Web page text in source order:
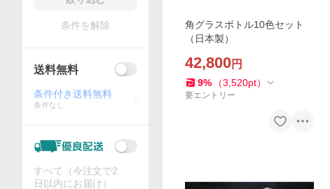
角グラスボトル10色セット
（日本製）
42,800円
9% （3,520pt）
要エントリー
条件を解除
送料無料
条件付き送料無料
条件なし
すべて（今注文で2
日以内にお届け）